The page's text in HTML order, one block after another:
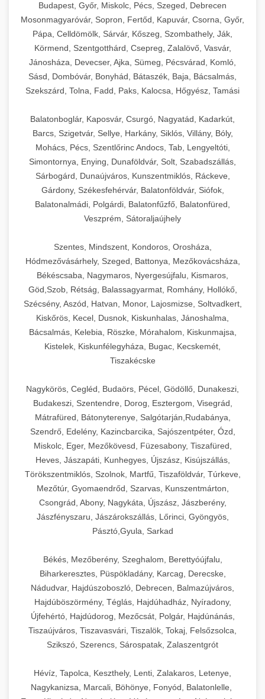
Budapest, Győr, Miskolc, Pécs, Szeged, Debrecen
Mosonmagyaróvár, Sopron, Fertőd, Kapuvár, Csorna, Győr,
Pápa, Celldömölk, Sárvár, Kőszeg, Szombathely, Ják,
Körmend, Szentgotthárd, Csepreg, Zalalövő, Vasvár,
Jánosháza, Devecser, Ajka, Sümeg, Pécsvárad, Komló,
Sásd, Dombóvár, Bonyhád, Bátaszék, Baja, Bácsalmás,
Szekszárd, Tolna, Fadd, Paks, Kalocsa, Hőgyész, Tamási
Balatonboglár, Kaposvár, Csurgó, Nagyatád, Kadarkút,
Barcs, Szigetvár, Sellye, Harkány, Siklós, Villány, Bóly,
Mohács, Pécs, Szentlőrinc Andocs, Tab, Lengyeltóti,
Simontornya, Enying, Dunaföldvár, Solt, Szabadszállás,
Sárbogárd, Dunaújváros, Kunszentmiklós, Ráckeve,
Gárdony, Székesfehérvár, Balatonföldvár, Siófok,
Balatonalmádi, Polgárdi, Balatonfűzfő, Balatonfüred,
Veszprém, Sátoraljaújhely
Szentes, Mindszent, Kondoros, Orosháza,
Hódmezővásárhely, Szeged, Battonya, Mezőkovácsháza,
Békéscsaba, Nagymaros, Nyergesújfalu, Kismaros,
Göd,Szob, Rétság, Balassagyarmat, Romhány, Hollókő,
Szécsény, Aszód, Hatvan, Monor, Lajosmizse, Soltvadkert,
Kiskőrös, Kecel, Dusnok, Kiskunhalas, Jánoshalma,
Bácsalmás, Kelebia, Röszke, Mórahalom, Kiskunmajsa,
Kistelek, Kiskunfélegyháza, Bugac, Kecskemét,
Tiszakécske
Nagykörös, Cegléd, Budaörs, Pécel, Gödöllő, Dunakeszi,
Budakeszi, Szentendre, Dorog, Esztergom, Visegrád,
Mátrafüred, Bátonyterenye, Salgótarján,Rudabánya,
Szendrő, Edelény, Kazincbarcika, Sajószentpéter, Ózd,
Miskolc, Eger, Mezőkövesd, Füzesabony, Tiszafüred,
Heves, Jászapáti, Kunhegyes, Újszász, Kisújszállás,
Törökszentmiklós, Szolnok, Martfű, Tiszaföldvár, Túrkeve,
Mezőtúr, Gyomaendrőd, Szarvas, Kunszentmárton,
Csongrád, Abony, Nagykáta, Újszász, Jászberény,
Jászfényszaru, Jászárokszállás, Lőrinci, Gyöngyös,
Pásztó,Gyula, Sarkad
Békés, Mezőberény, Szeghalom, Berettyóújfalu,
Biharkeresztes, Püspökladány, Karcag, Derecske,
Nádudvar, Hajdúszoboszló, Debrecen, Balmazújváros,
Hajdúböszörmény, Téglás, Hajdúhadház, Nyíradony,
Újfehértó, Hajdúdorog, Mezőcsát, Polgár, Hajdúnánás,
Tiszaújváros, Tiszavasvári, Tiszalök, Tokaj, Felsőzsolca,
Szikszó, Szerencs, Sárospatak, Zalaszentgrót
Hévíz, Tapolca, Keszthely, Lenti, Zalakaros, Letenye,
Nagykanizsa, Marcali, Böhönye, Fonyód, Balatonlelle,